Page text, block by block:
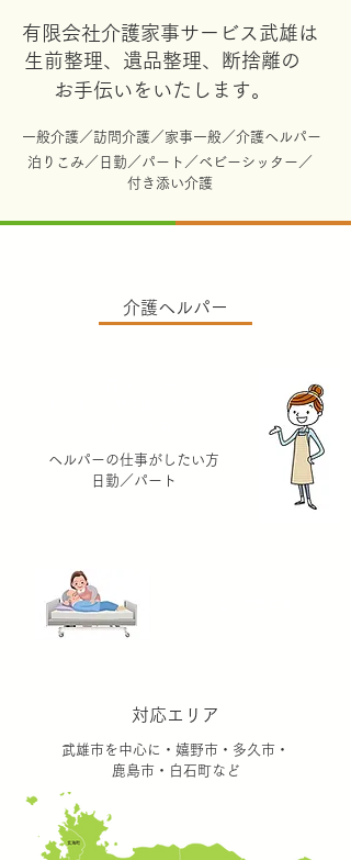
有限会社介護家事サービス武雄は
生前整理、遺品整理、断捨離の
お手伝いをいたします。
一般介護／訪問介護／家事一般／介護ヘルパー
泊りこみ／日勤／パート／ベビーシッター／
付き添い介護
介護ヘルパー
ヘルパーの仕事がしたい方
日勤／パート
対応エリア
武雄市を中心に・嬉野市・多久市・
鹿島市・白石町など